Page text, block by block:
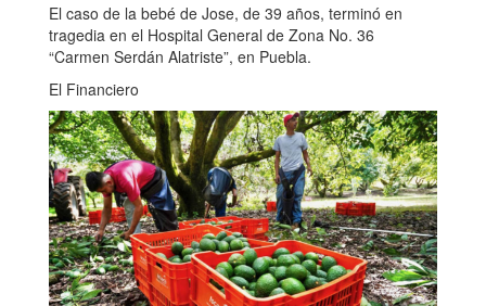
El caso de la bebé de Jose, de 39 años, terminó en
tragedia en el Hospital General de Zona No. 36
“Carmen Serdán Alatriste”, en Puebla.
El Financiero